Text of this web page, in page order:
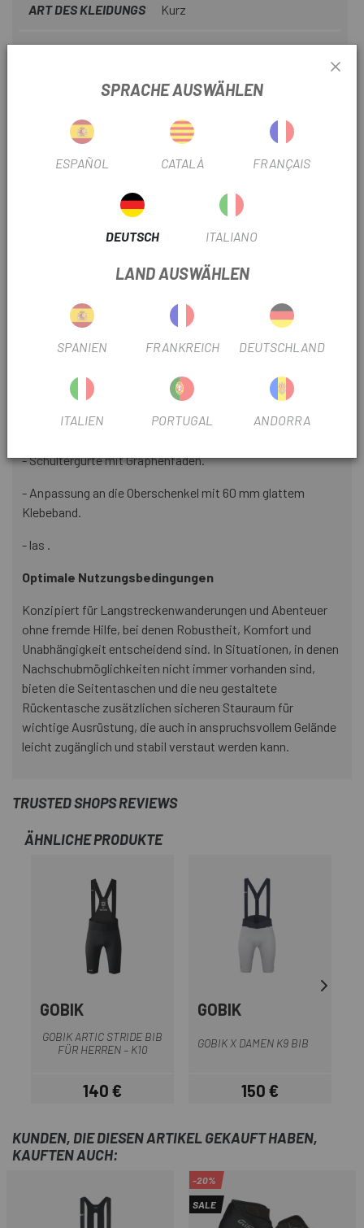
ART DES KLEIDUNGS Kurz
PRODUKTINFORMATION
Höchstleistungen zu erbringen und sind die perfekte Wahl
für alle, die bei ihren ambitioniertesten Abenteuern
Funktionalität, Komfort und Zuverlässigkeit suchen.
- Hochelastisches und anpassungsfähiges Rundgewebe.
- Chamois von Elastic Interface®.
- 2 Seitentaschen.
- 1 Netztasche auf der Rückseite.
- Tailleneinsatz aus Netzgewebe.
Polypropylen.
- Schultergurte mit Graphenfaden.
- Anpassung an die Oberschenkel mit 60 mm glattem
Klebeband.
- las .
Optimale Nutzungsbedingungen
Konzipiert für Langstreckenwanderungen und Abenteuer
ohne fremde Hilfe, bei denen Robustheit, Komfort und
Unabhängigkeit entscheidend sind. In Situationen, in denen
Nachschubmöglichkeiten nicht immer vorhanden sind,
bieten die Seitentaschen und die neu gestaltete
Rückentasche zusätzlichen sicheren Stauraum für
wichtige Ausrüstung, die auch in anspruchsvollem Gelände
leicht zugänglich und stabil verstaut werden kann.
TRUSTED SHOPS REVIEWS
ÄHNLICHE PRODUKTE
GOBIK
GOBIK ARTIC STRIDE BIB
FÜR HERREN – K10
Preis
140 €
GOBIK
GOBIK X DAMEN K9 BIB
Preis
150 €
KUNDEN, DIE DIESEN ARTIKEL GEKAUFT HABEN,
KAUFTEN AUCH:
-20%
SALE
SPRACHE AUSWÄHLEN
ESPAÑOL CATALÀ FRANÇAIS
DEUTSCH ITALIANO
LAND AUSWÄHLEN
SPANIEN FRANKREICH DEUTSCHLAND
ITALIEN PORTUGAL ANDORRA